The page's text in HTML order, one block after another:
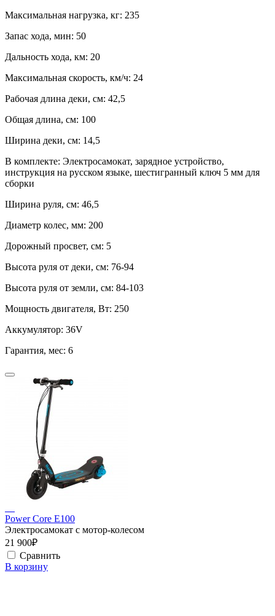
Максимальная нагрузка, кг: 235
Запас хода, мин: 50
Дальность хода, км: 20
Максимальная скорость, км/ч: 24
Рабочая длина деки, см: 42,5
Общая длина, см: 100
Ширина деки, см: 14,5
В комплекте: Электросамокат, зарядное устройство,
инструкция на русском языке, шестигранный ключ 5 мм для
сборки
Ширина руля, см: 46,5
Диаметр колес, мм: 200
Дорожный просвет, см: 5
Высота руля от деки, см: 76-94
Высота руля от земли, см: 84-103
Мощность двигателя, Вт: 250
Аккумулятор: 36V
Гарантия, мес: 6
Power Core E100
Электросамокат с мотор-колесом
21 900₽
Сравнить
В корзину